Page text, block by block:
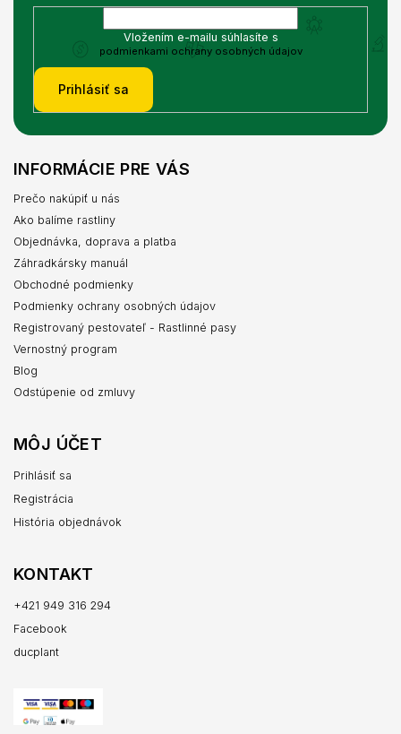
Vložením e-mailu súhlasíte s
podmienkami ochrany osobných údajov
Prihlásiť sa
INFORMÁCIE PRE VÁS
Prečo nakúpiť u nás
Ako balíme rastliny
Objednávka, doprava a platba
Záhradkársky manuál
Obchodné podmienky
Podmienky ochrany osobných údajov
Registrovaný pestovateľ - Rastlinné pasy
Vernostný program
Blog
Odstúpenie od zmluvy
MÔJ ÚČET
Prihlásiť sa
Registrácia
História objednávok
KONTAKT
+421 949 316 294
Facebook
ducplant